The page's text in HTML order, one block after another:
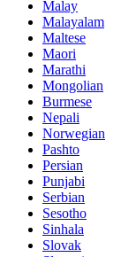
Malay
Malayalam
Maltese
Maori
Marathi
Mongolian
Burmese
Nepali
Norwegian
Pashto
Persian
Punjabi
Serbian
Sesotho
Sinhala
Slovak